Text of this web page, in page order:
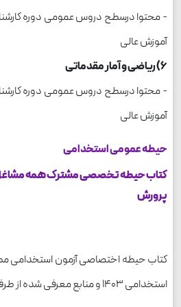
- محتوا درسطح دروس عمومی دوره
آموزش عالی
6) ریاضی و آمار مقدماتی
- محتوا درسطح دروس عمومی دوره
آموزش عالی
حیطه عمومی استخدامی
کتاب حیطه تخصصی مشترک همه
پرورش
کتاب حیطه اختصاصی آزمون استخدامی
استخدامی 1403 و منابع معرفی شده از طرف سازمان سنجش می باشد.